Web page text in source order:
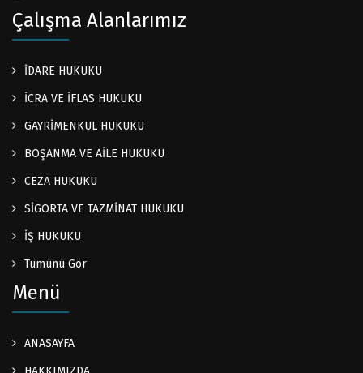
Çalışma Alanlarımız
İDARE HUKUKU
İCRA VE İFLAS HUKUKU
GAYRİMENKUL HUKUKU
BOŞANMA VE AİLE HUKUKU
CEZA HUKUKU
SİGORTA VE TAZMİNAT HUKUKU
İŞ HUKUKU
Tümünü Gör
Menü
ANASAYFA